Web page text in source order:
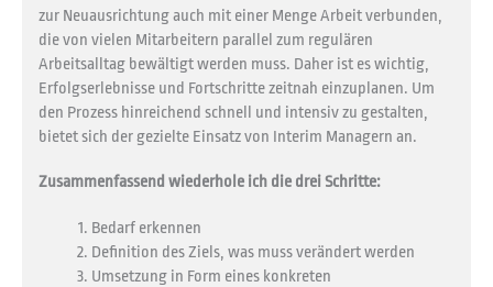
zur Neuausrichtung auch mit einer Menge Arbeit verbunden,
die von vielen Mitarbeitern parallel zum regulären
Arbeitsalltag bewältigt werden muss. Daher ist es wichtig,
Erfolgserlebnisse und Fortschritte zeitnah einzuplanen. Um
den Prozess hinreichend schnell und intensiv zu gestalten,
bietet sich der gezielte Einsatz von Interim Managern an.
Zusammenfassend wiederhole ich die drei Schritte:
Bedarf erkennen
Definition des Ziels, was muss verändert werden
Umsetzung in Form eines konkreten